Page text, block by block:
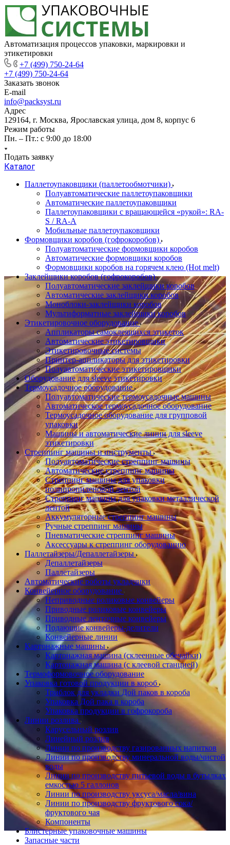
Автоматизация процессов упаковки, маркировки и
этикетировки
+7 (499) 750-24-64
+7 (499) 750-24-64
Заказать звонок
E-mail
info@packsyst.ru
Адрес
129164, г. Москва, Ярославская улица, дом 8, корпус 6
Режим работы
Пн. – Пт.: с 9:00 до 18:00
Подать заявку
Каталог
Паллетоупаковщики (паллетообмотчики)
Полуавтоматические паллетоупаковщики
Автоматические паллетоупаковщики
Паллетоупаковщики с вращающейся «рукой»: RA-
S / RA-A
Мобильные паллетоупаковщики
Формовщики коробов (гофрокоробов)
Полуавтоматические формовщики коробов
Автоматические формовщики коробов
Формовщики коробов на горячем клею (Hot melt)
Заклейщики коробов (гофрокоробов)
Полуавтоматические заклейщики коробов
Автоматические заклейщики коробов
Моноблоки-заклейщики коробов
Мультиформатные заклейщики коробов
Этикетировочное оборудование
Аппликаторы самоклеящихся этикеток
Автоматические этикетировщики
Этикетировочные системы
Принтер-аппликаторы для этикетировки
Полуавтоматические этикетировщики
Оборудование для sleeve этикетировки
Термоусадочное оборудование
Полуавтоматические термоусадочные машины
Автоматическое термоусадочное оборудование
Термоусадочное оборудование для групповой
упаковки
Машины и автоматические линии для sleeve
этикетировки
Стреппинг машины и инструменты
Полуавтоматические стреппинг машины
Автоматические стреппинг машины
Стреппинг машины для упаковки
полипропиленовой лентой
Стреппинг машины для упаковки металлической
лентой
Аккумуляторные стреппинг машины
Ручные стреппинг машины
Пневматические стреппинг машины
Аксессуары к стреппинг оборудованию
Паллетайзеры/Депаллетайзеры
Депаллетайзеры
Паллетайзеры
Автоматические роботы укладчики
Конвейерное оборудование
Неприводные роликовые конвейеры
Приводные роликовые конвейеры
Приводные ленточные конвейеры
Подающие конвейеры-делители
Конвейерные линии
Картонажные машины
Картонажная машина (склеенные обечайки)
Картонажная машина (с клеевой станцией)
Термоформовочное оборудование
Упаковка готовой продукции в короб
Триблок для укладки Дой паков в короба
Упаковка Дой пака в короба
Упаковка продукции в гофрокороба
Линии розлива
Карусельный розлив
Линейный розлив
Линии по производству газированных напитков
Линии по производству минеральной воды/чистой
воды
Линии по производству питьевой воды в бутылках
емкостью 5 галлонов
Линии по производству уксуса/масла/вина
Линии по производству фруктового сока/
фруктового чая
Компоненты
Блистерные упаковочные машины
Запасные части